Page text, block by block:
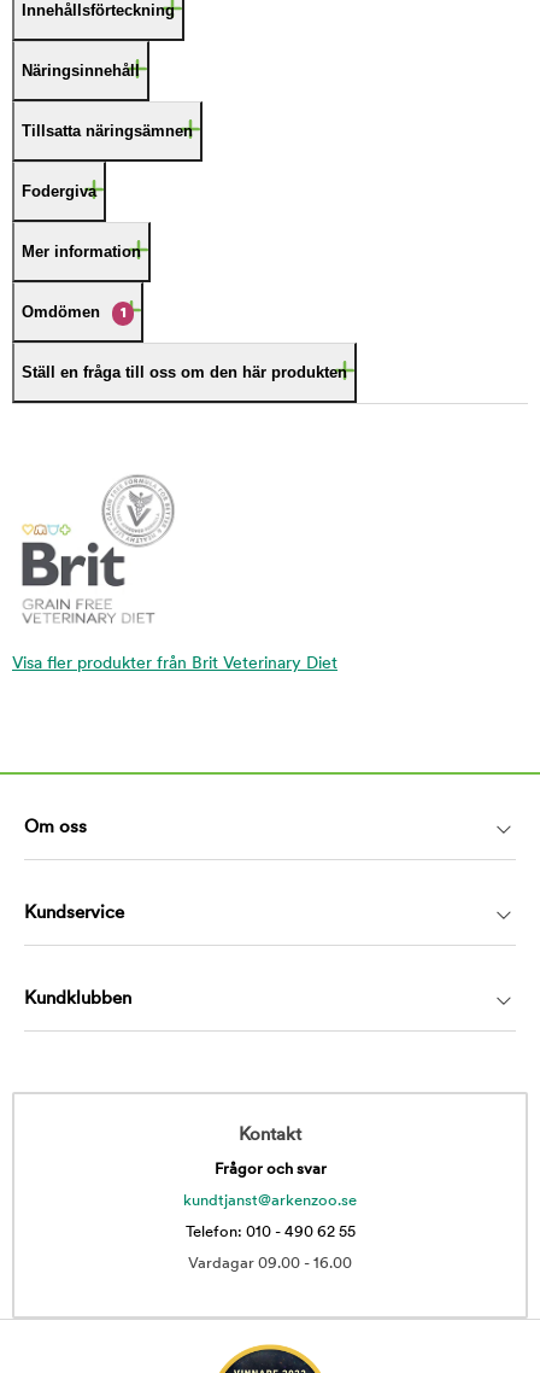
Innehållsförteckning
Näringsinnehåll
Tillsatta näringsämnen
Fodergiva
Mer information
Omdömen 1
Ställ en fråga till oss om den här produkten
Visa fler produkter från Brit Veterinary Diet
Om oss
Kundservice
Kundklubben
Kontakt
Frågor och svar
kundtjanst@arkenzoo.se
Telefon: 010 - 490 62 55
Vardagar 09.00 - 16.00